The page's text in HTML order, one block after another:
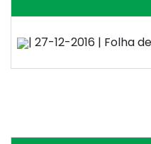
| 27-12-2016 | Folha